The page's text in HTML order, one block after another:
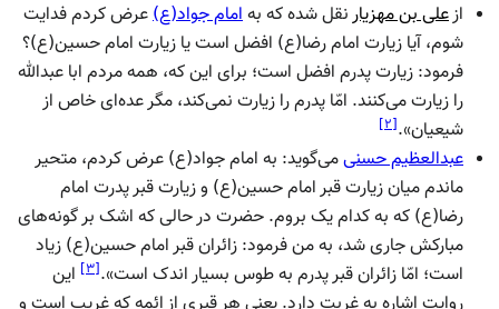
ازعلی بن مهزیارنقل شده که بهامام جواد(ع)عرض کردم فدایت
شوم، آیا زیارت امام رضا(ع) افضل است یا زیارت امام حسین(ع)؟
فرمود: زیارت پدرم افضل است؛ برای این که، همه مردم ابا عبدالله
را زیارت می‌کنند. امّا پدرم را زیارت نمی‌کند، مگر عده‌ای خاص از
شیعیان».[۲]
عبدالعظیم حسنیمی‌گوید: به امام جواد(ع) عرض کردم، متحیر
ماندم میان زیارت قبر امام حسین(ع) و زیارت قبر پدرت امام
رضا(ع) که به کدام یک بروم. حضرت در حالی که اشک بر گونه‌های
مبارکش جاری شد، به من فرمود: زائران قبر امام حسین(ع) زیاد
است؛ امّا زائران قبر پدرم به طوس بسیار اندک است».[۳] این